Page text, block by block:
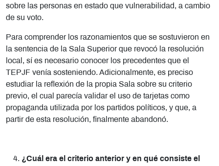
sobre las personas en estado que vulnerabilidad, a cambio
de su voto.
Para comprender los razonamientos que se sostuvieron en
la sentencia de la Sala Superior que revocó la resolución
local, sí es necesario conocer los precedentes que el
TEPJF venía sosteniendo. Adicionalmente, es preciso
estudiar la reflexión de la propia Sala sobre su criterio
previo, el cual parecía validar el uso de tarjetas como
propaganda utilizada por los partidos políticos, y que, a
partir de esta resolución, finalmente abandonó.
¿Cuál era el criterio anterior y en qué consiste el